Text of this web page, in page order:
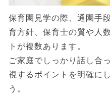
保育園見学の際、通園手
育方針、保育士の質や人
トが複数あります。
ご家庭でしっかり話し合
視するポイントを明確に
う。